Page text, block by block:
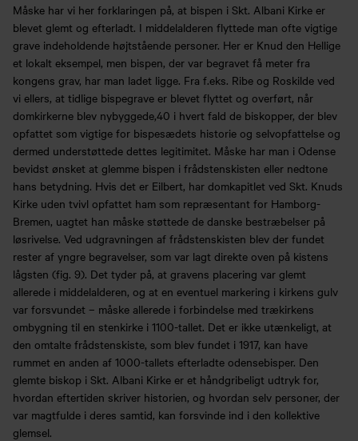
Måske har vi her forklaringen på, at bispen i Skt. Albani Kirke er
blevet glemt og efterladt. I middelalderen flyttede man ofte vigtige
grave indeholdende højtstående personer. Her er Knud den Hellige
et lokalt eksempel, men bispen, der var begravet få meter fra
kongens grav, har man ladet ligge. Fra f.eks. Ribe og Roskilde ved
vi ellers, at tidlige bispegrave er blevet flyttet og overført, når
domkirkerne blev nybyggede,40 i hvert fald de biskopper, der blev
opfattet som vigtige for bispesædets historie og selvopfattelse og
dermed understøttede dettes legitimitet. Måske har man i Odense
bevidst ønsket at glemme bispen i frådstenskisten eller nedtone
hans betydning. Hvis det er Eilbert, har domkapitlet ved Skt. Knuds
Kirke uden tvivl opfattet ham som repræsentant for Hamborg-
Bremen, uagtet han måske støttede de danske bestræbelser på
løsrivelse. Ved udgravningen af frådstenskisten blev der fundet
rester af yngre begravelser, som var lagt direkte oven på kistens
lågsten (fig. 9). Det tyder på, at gravens placering var glemt
allerede i middelalderen, og at en eventuel markering i kirkens gulv
var forsvundet – måske allerede i forbindelse med trækirkens
ombygning til en stenkirke i 1100-tallet. Det er ikke utænkeligt, at
den omtalte frådstenskiste, som blev fundet i 1917, kan have
rummet en anden af 1000-tallets efterladte odensebisper. Den
glemte biskop i Skt. Albani Kirke er et håndgribeligt udtryk for,
hvordan eftertiden skriver historien, og hvordan selv personer, der
var magtfulde i deres samtid, kan forsvinde ind i den kollektive
glemsel.